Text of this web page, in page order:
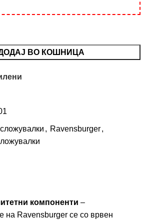
ВО КОШНИЦА
, Ravensburger,
компоненти –
на Ravensburger се со врвен